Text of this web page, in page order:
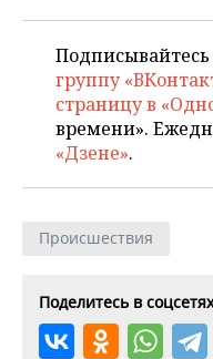
группу
страницу в
времени».
«Дзене».
Происшествия
Поделитесь в соцсетях